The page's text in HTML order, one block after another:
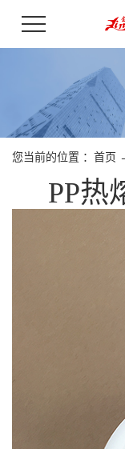
您当前的位置 ： 首页
PP热